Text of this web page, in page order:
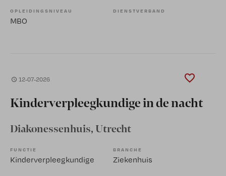
OPLEIDINGSNIVEAU
MBO
DIENSTVERBAND
12-07-2026
Kinderverpleegkundige in de nacht
Diakonessenhuis, Utrecht
FUNCTIE
Kinderverpleegkundige
BRANCHE
Ziekenhuis